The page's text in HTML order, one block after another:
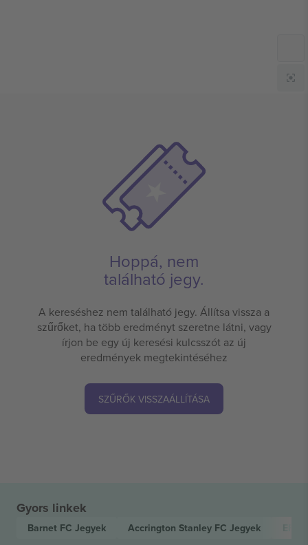
Hoppá, nem
található jegy.
A kereséshez nem található jegy. Állítsa vissza a
szűrőket, ha több eredményt szeretne látni, vagy
írjon be egy új keresési kulcsszót az új
eredmények megtekintéséhez
SZŰRŐK VISSZAÁLLÍTÁSA
Gyors linkek
Barnet FC Jegyek Accrington Stanley FC Jegyek